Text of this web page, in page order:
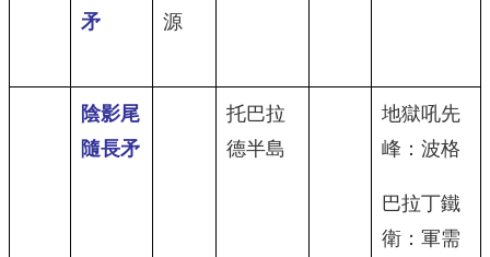
矛
源
陰影尾
隨長矛
托巴拉
德半島
地獄吼先
峰：波格
巴拉丁鐵
衛：軍需